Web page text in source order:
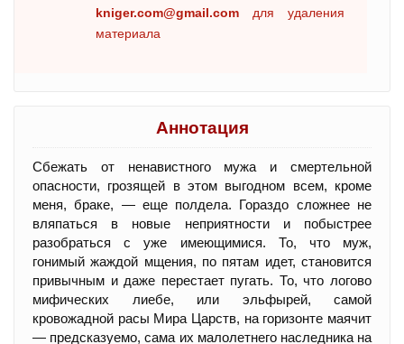
kniger.com@gmail.com для удаления
материала
Аннотация
Сбежать от ненавистного мужа и смертельной
опасности, грозящей в этом выгодном всем, кроме
меня, браке, — еще полдела. Гораздо сложнее не
вляпаться в новые неприятности и побыстрее
разобраться с уже имеющимися. То, что муж,
гонимый жаждой мщения, по пятам идет, становится
привычным и даже перестает пугать. То, что логово
мифических лиебе, или эльфырей, самой
кровожадной расы Мира Царств, на горизонте маячит
— предсказуемо, сама их малолетнего наследника на